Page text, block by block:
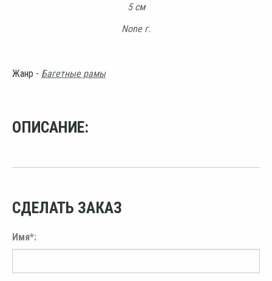
5 см
None г.
Жанр - Багетные рамы
ОПИСАНИЕ:
СДЕЛАТЬ ЗАКАЗ
Имя*: